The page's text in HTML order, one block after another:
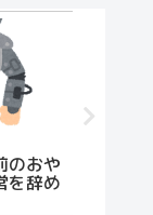
のおや
を辞め